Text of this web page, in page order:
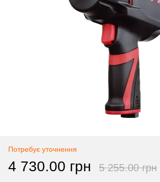
Потребує уточнення
4 730.00 грн 5 255.00 грн